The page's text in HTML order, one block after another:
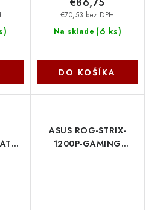
) Na sklade (6 ks)
€70,53 bez DPH
DO KOŠÍKA
ASUS ROG-STRIX-
1200P-GAMING